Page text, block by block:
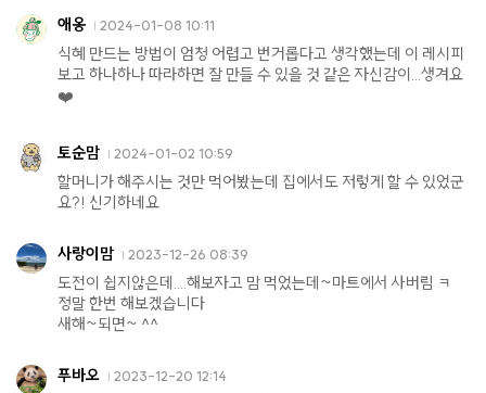
애옹 2024-01-08 10:11
식혜 만드는 방법이 엄청 어렵고 번거롭다고 생각했는데 이 레시피
보고 하나하나 따라하면 잘 만들 수 있을 것 같은 자신감이...생겨요
❤️
토순맘 2024-01-02 10:59
할머니가 해주시는 것만 먹어봤는데 집에서도 저렇게 할 수 있었군
요?! 신기하네요
사랑이맘 2023-12-26 08:39
도전이 쉽지않은데....해보자고 맘 먹었는데~마트에서 사버림 ㅋ
정말 한번 해보겠습니다
새해~되면~ ^^
푸바오 2023-12-20 12:14